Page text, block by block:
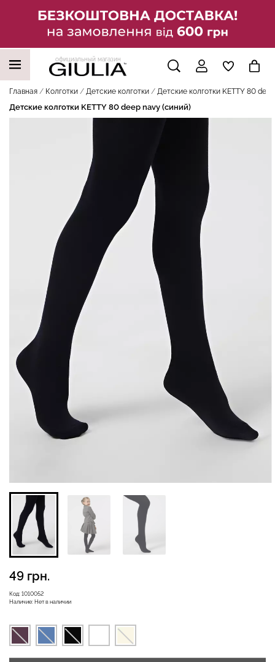
официальный магазин
Главная Колготки Детские колготки Детские колготки KETTY 80
Детские колготки KETTY 80 deep navy (синий)
Код: 1010052
Наличие: Нет в наличии
49 грн.
НАШИ ТРЕНДОВЫЕ ТОВАРЫ
Бесшовные леггинсы из
микрофибры LEGGINGS
02 (черный) Giulia
552 грн.
789 грн.
Велосипедки с высокой
талией TRACKS 01
(черный) Giulia
384 грн.
549 грн.
Бесшовные леггинсы